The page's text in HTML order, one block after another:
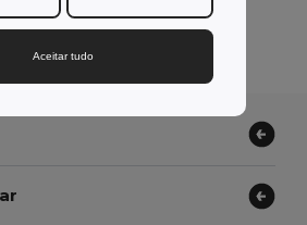
Todos Os Produtos.
Aceitar tudo